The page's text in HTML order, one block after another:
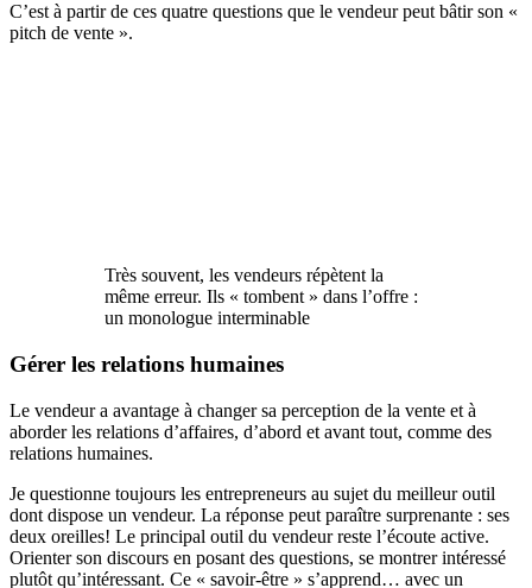
C’est à partir de ces quatre questions que le vendeur peut bâtir son «
pitch de vente ».
Très souvent, les vendeurs répètent la
même erreur. Ils « tombent » dans l’offre :
un monologue interminable
Gérer les relations humaines
Le vendeur a avantage à changer sa perception de la vente et à
aborder les relations d’affaires, d’abord et avant tout, comme des
relations humaines.
Je questionne toujours les entrepreneurs au sujet du meilleur outil
dont dispose un vendeur. La réponse peut paraître surprenante : ses
deux oreilles! Le principal outil du vendeur reste l’écoute active.
Orienter son discours en posant des questions, se montrer intéressé
plutôt qu’intéressant. Ce « savoir-être » s’apprend… avec un